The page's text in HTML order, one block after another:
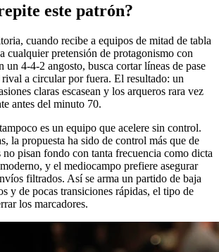
este patrón?
cuando recibe a equipos de mitad de tabla
cualquier pretensión de protagonismo con
un 4-4-2 angosto, busca cortar líneas de pase
a circular por fuera. El resultado: un
claras escasean y los arqueros rara vez
antes del minuto 70.
es un equipo que acelere sin control.
la propuesta ha sido de control más que de
no pisan fondo con tanta frecuencia como dicta
y el mediocampo prefiere asegurar
filtrados. Así se arma un partido de baja
y de pocas transiciones rápidas, el tipo de
los marcadores.